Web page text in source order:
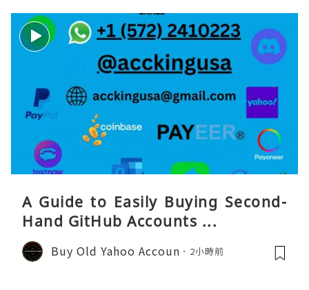
A Guide to Easily Buying Second-
Hand GitHub Accounts ...
Buy Old Yahoo Accoun 2小時前